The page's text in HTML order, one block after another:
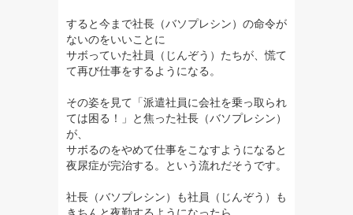
すると今まで社長（バソプレシン）の命令が
ないのをいいことに
サボっていた社員（じんぞう）たちが、慌て
て再び仕事をするようになる。
その姿を見て「派遣社員に会社を乗っ取られ
ては困る！」と焦った社長（バソプレシン）
が、
サボるのをやめて仕事をこなすようになると
夜尿症が完治する。
という流れだそうです。
社長（バソプレシン）も社員（じんぞう）も